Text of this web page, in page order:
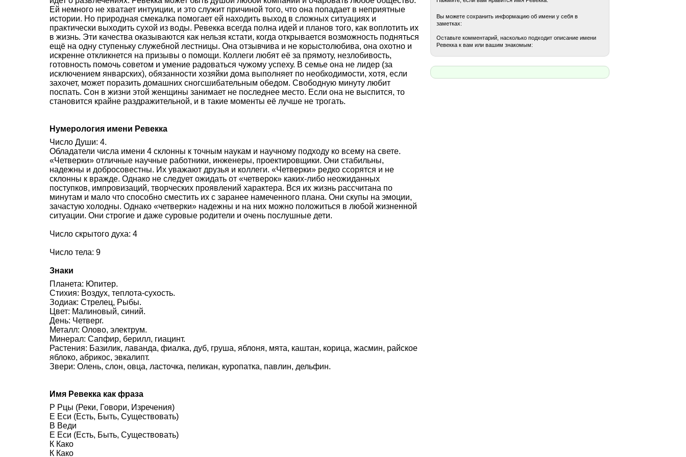
Ей немного не хватает интуиции, и это служит причиной того, что она попадает в неприятные
истории. Но природная смекалка помогает ей находить выход в сложных ситуациях и
практически выходить сухой из воды. Ревекка всегда полна идей и планов того, как воплотить их
в жизнь. Эти качества оказываются как нельзя кстати, когда открывается возможность подняться
ещё на одну ступеньку служебной лестницы. Она отзывчива и не корыстолюбива, она охотно и
искренне откликнется на призывы о помощи. Коллеги любят её за прямоту, незлобивость,
готовность помочь советом и умение радоваться чужому успеху. В семье она не лидер (за
исключением январских), обязанности хозяйки дома выполняет по необходимости, хотя, если
захочет, может поразить домашних сногсшибательным обедом. Свободную минуту любит
поспать. Сон в жизни этой женщины занимает не последнее место. Если она не выспится, то
становится крайне раздражительной, и в такие моменты её лучше не трогать.
Нумерология имени Ревекка
Число Души: 4.
Обладатели числа имени 4 склонны к точным наукам и научному подходу ко всему на свете.
«Четверки» отличные научные работники, инженеры, проектировщики. Они стабильны,
надежны и добросовестны. Их уважают друзья и коллеги. «Четверки» редко ссорятся и не
склонны к вражде. Однако не следует ожидать от «четверок» каких-либо неожиданных
поступков, импровизаций, творческих проявлений характера. Вся их жизнь рассчитана по
минутам и мало что способно сместить их с заранее намеченного плана. Они скупы на эмоции,
зачастую холодны. Однако «четверки» надежны и на них можно положиться в любой жизненной
ситуации. Они строгие и даже суровые родители и очень послушные дети.
Число скрытого духа: 4
Число тела: 9
Знаки
Планета: Юпитер.
Стихия: Воздух, теплота-сухость.
Зодиак: Стрелец, Рыбы.
Цвет: Малиновый, синий.
День: Четверг.
Металл: Олово, электрум.
Минерал: Сапфир, берилл, гиацинт.
Растения: Базилик, лаванда, фиалка, дуб, груша, яблоня, мята, каштан, корица, жасмин, райское
яблоко, абрикос, эвкалипт.
Звери: Олень, слон, овца, ласточка, пеликан, куропатка, павлин, дельфин.
Имя Ревекка как фраза
Р Рцы (Реки, Говори, Изречения)
Е Еси (Есть, Быть, Существовать)
В Веди
Е Еси (Есть, Быть, Существовать)
К Како
К Како
Вы можете сохранить информацию об имени у себя в
заметках:
Оставьте комментарий, насколько подходит описание имени
Ревекка к вам или вашим знакомым: